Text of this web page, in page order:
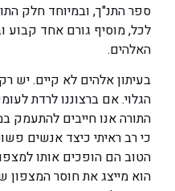
ספר התנ"ך, ובמיוחד חלק
לכל, מוסיף גורם אחד קבוע
האלהים.
בעיתון אלהים לא קיים. יש
הגלוי. אם ברצוננו לרדת
התורה אנו חייבים להתעמק
כי רב ראיתי כיצד אנשים
הטוב הם הופכים אותו
הוא מייצג את חוסר